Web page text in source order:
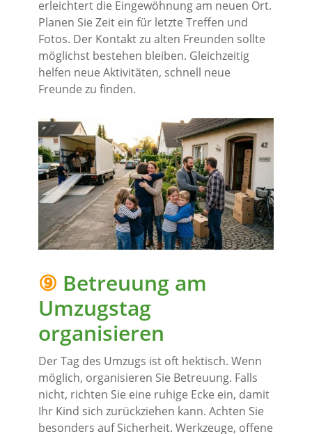
erleichtert die Eingewöhnung am neuen Ort.
Planen Sie Zeit ein für letzte Treffen und
Fotos. Der Kontakt zu alten Freunden sollte
möglichst bestehen bleiben. Gleichzeitig
helfen neue Aktivitäten, schnell neue
Freunde zu finden.
⑨ Betreuung am
Umzugstag
organisieren
Der Tag des Umzugs ist oft hektisch. Wenn
möglich, organisieren Sie Betreuung. Falls
nicht, richten Sie eine ruhige Ecke ein, damit
Ihr Kind sich zurückziehen kann. Achten Sie
besonders auf Sicherheit. Werkzeuge, offene